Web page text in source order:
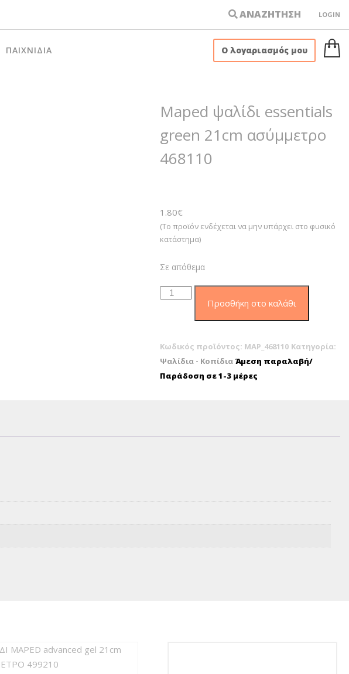
ΑΝΑΖΗΤΗΣΗ LOGIN
ΠΑΙΧΝΊΔΙΑ Ο λογαριασμός μου
Maped ψαλίδι essentials
green 21cm ασύμμετρο
468110
1.80€
(Το προϊόν ενδέχεται να μην υπάρχει στο φυσικό
κατάστημα)
Σε απόθεμα
Maped
essentials
21cm
ασύμμετρο
468110
Προσθήκη στο καλάθι
Κωδικός προϊόντος: MAP_468110 Κατηγορία:
Ψαλίδια - Κοπίδια Άμεση παραλαβή/
Παράδοση σε 1-3 μέρες